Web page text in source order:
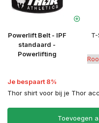
Powerlift Belt - IPF
standaard -
Powerlifting
Je bespaart 8%
Thor shirt voor bij je Thor
Toevoegen